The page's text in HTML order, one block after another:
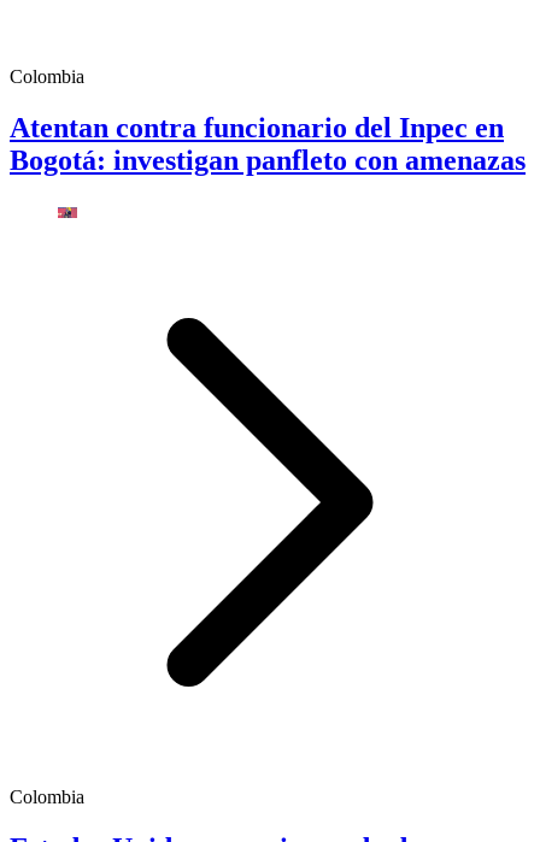
Colombia
Atentan contra funcionario del Inpec en
Bogotá: investigan panfleto con amenazas
Colombia